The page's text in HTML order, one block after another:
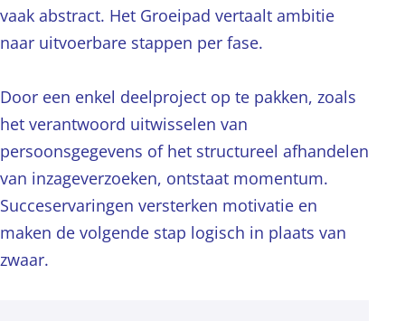
vaak abstract. Het Groeipad vertaalt ambitie
naar uitvoerbare stappen per fase.
Door een enkel deelproject op te pakken, zoals
het verantwoord uitwisselen van
persoonsgegevens of het structureel afhandelen
van inzageverzoeken, ontstaat momentum.
Succeservaringen versterken motivatie en
maken de volgende stap logisch in plaats van
zwaar.